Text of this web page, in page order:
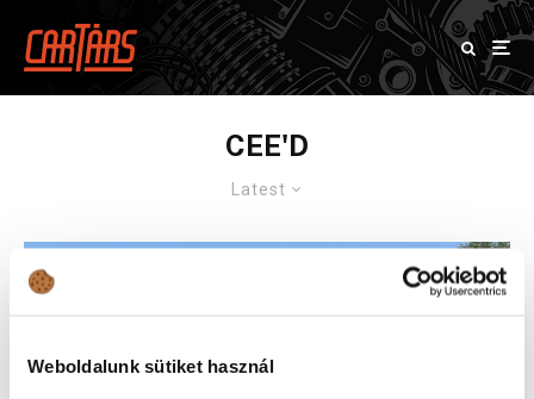
Weboldalunk sütiket használ
CEE'D
Latest